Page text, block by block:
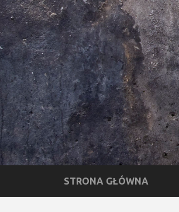
STRONA GŁÓWNA